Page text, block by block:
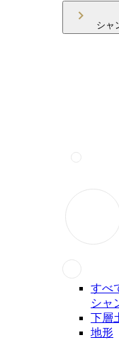
シャ
すべ
シャ
下層
地形